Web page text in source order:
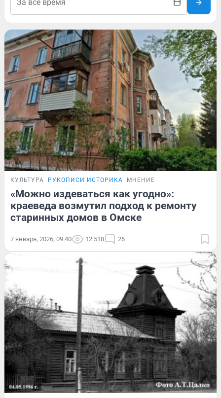
КУЛЬТУРА РУКОПИСИ ИСТОРИКА МНЕНИЕ
«Можно издеваться как угодно»:
краеведа возмутил подход к ремонту
старинных домов в Омске
7 января, 2026, 09:40 12 518 26